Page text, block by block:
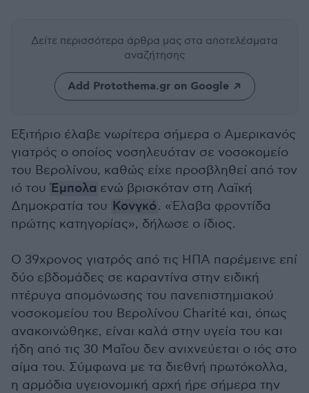
Δείτε περισσότερα άρθρα μας στα αποτελέσματα
αναζήτησης
Add Protothema.gr on Google
Εξιτήριο έλαβε νωρίτερα σήμερα ο Αμερικανός
γιατρός ο οποίος νοσηλευόταν σε νοσοκομείο
του Βερολίνου, καθώς είχε προσβληθεί από τον
ιό τουΈμπολα ενώ βρισκόταν στη Λαϊκή
Δημοκρατία του Κονγκό. «Έλαβα φροντίδα
πρώτης κατηγορίας», δήλωσε ο ίδιος.
Ο 39χρονος γιατρός από τις ΗΠΑ παρέμεινε επί
δύο εβδομάδες σε καραντίνα στην ειδική
πτέρυγα απομόνωσης του πανεπιστημιακού
νοσοκομείου του Βερολίνου Charité και, όπως
ανακοινώθηκε, είναι καλά στην υγεία του και
ήδη από τις 30 Μαΐου δεν ανιχνεύεται ο ιός στο
αίμα του. Σύμφωνα με τα διεθνή πρωτόκολλα,
η αρμόδια υγειονομική αρχή ήρε σήμερα την